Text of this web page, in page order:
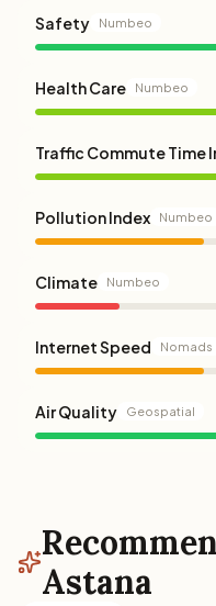
Safety Numbeo
Health Care Numbeo
Traffic Commute Time
Pollution Index Numbeo
Climate Numbeo
Internet Speed Nomads
Air Quality Geospatial
Astana